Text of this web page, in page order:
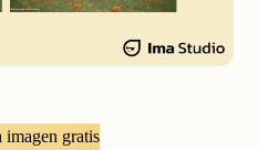
imagen gratis